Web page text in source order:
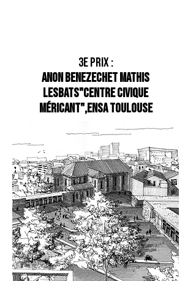
3e prix :
anon Benezechet Mathis
Lesbats"Centre civique
Méricant",ENSA Toulouse